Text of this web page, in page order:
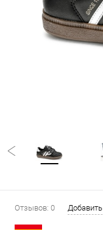
Отзывов: 0